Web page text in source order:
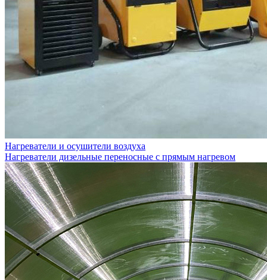
Нагреватели и осушители воздуха
Нагреватели дизельные переносные с прямым нагревом